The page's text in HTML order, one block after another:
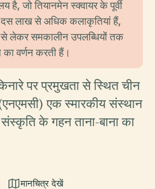
जो तियानमेन स्क्वायर के पूर्वी
दस लाख से अधिक कलाकृतियां हैं,
से लेकर समकालीन उपलब्धियों तक
वर्णन करती हैं।
पर प्रमुखता से स्थित चीन
एक स्मारकीय संस्थान
के गहन ताना-बाना का
मानचित्र देखें